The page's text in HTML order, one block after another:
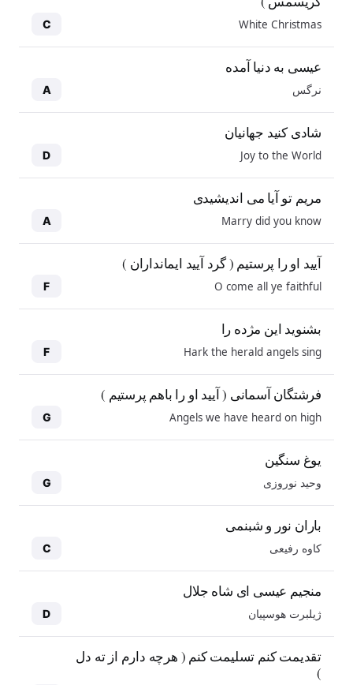
White Christmas
C
عیسی به دنیا آمده
نرگس A
شادی کنید جهانیان
Joy to the World
D
مریم تو آیا می اندیشیدی
Marry did you know
A
آیید او را پرستیم ( گرد آیید ایمانداران )
O come all ye faithful
F
بشنوید این مژده را
Hark the herald angels sing
F
فرشتگان آسمانی ( آیید او را باهم پرستیم )
Angels we have heard on high
G
یوغ سنگین
وحید نوروزی G
باران نور و شبنمی
کاوه رفیعی C
منجیم عیسی ای شاه جلال
ژیلبرت هوسپیان D
تقدیمت کنم تسلیمت کنم ( هرچه دارم از ته دل
)